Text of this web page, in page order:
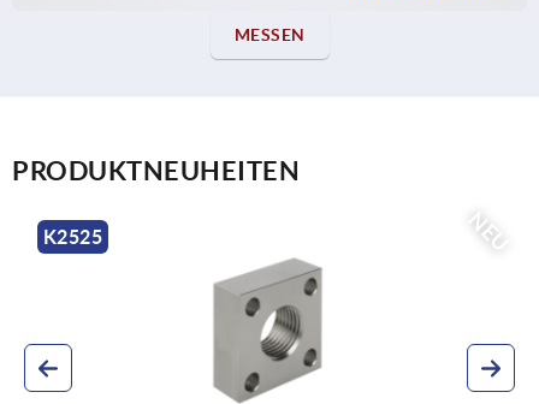
MESSEN
PRODUKTNEUHEITEN
NEU
K0707